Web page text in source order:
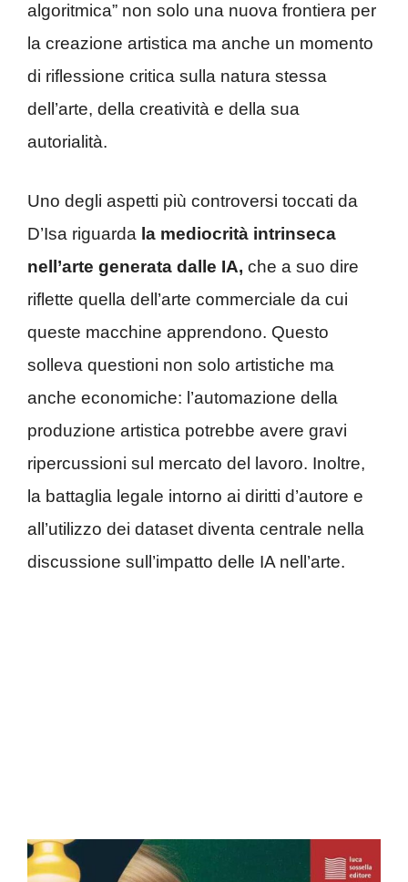
algoritmica” non solo una nuova frontiera per
la creazione artistica ma anche un momento
di riflessione critica sulla natura stessa
dell’arte, della creatività e della sua
autorialità.
Uno degli aspetti più controversi toccati da
D’Isa riguarda la mediocrità intrinseca
nell’arte generata dalle IA, che a suo dire
riflette quella dell’arte commerciale da cui
queste macchine apprendono. Questo
solleva questioni non solo artistiche ma
anche economiche: l’automazione della
produzione artistica potrebbe avere gravi
ripercussioni sul mercato del lavoro. Inoltre,
la battaglia legale intorno ai diritti d’autore e
all’utilizzo dei dataset diventa centrale nella
discussione sull’impatto delle IA nell’arte.